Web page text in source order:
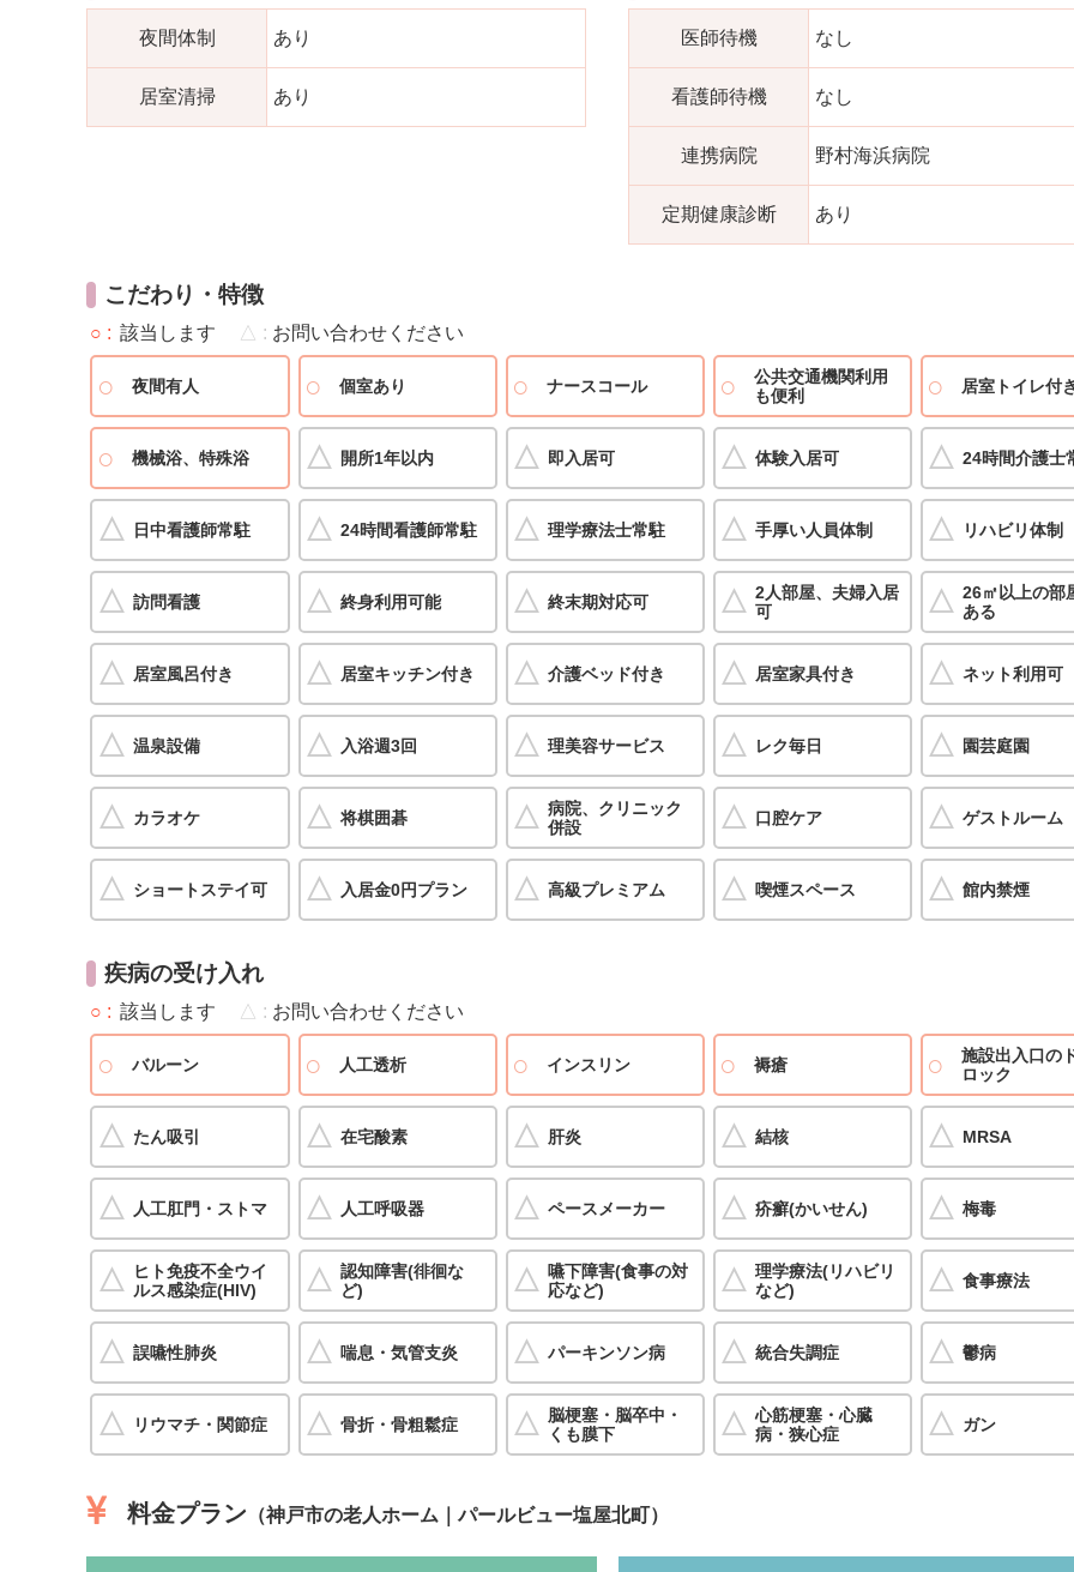
夜間体制 あり
居室清掃 あり
医師待機 なし
看護師待機 なし
連携病院 野村海浜病院
定期健康診断 あり
こだわり・特徴
○ 該当します △ お問い合わせください
夜間有人 個室あり ナースコール
公共交通機関利用
も便利
居室トイレ付
機械浴、特殊浴 開所1年以内 即入居可 体験入居可 24時間介護士
日中看護師常駐 24時間看護師常駐 理学療法士常駐 手厚い人員体制 リハビリ体制
訪問看護 終身利用可能 終末期対応可
2人部屋、夫婦入居
可
26㎡以上の部
ある
居室風呂付き 居室キッチン付き 介護ベッド付き 居室家具付き ネット利用可
温泉設備 入浴週3回 理美容サービス レク毎日 園芸庭園
カラオケ 将棋囲碁
病院、クリニック
併設
口腔ケア ゲストルーム
ショートステイ可 入居金0円プラン 高級プレミアム 喫煙スペース 館内禁煙
疾病の受け入れ
○ 該当します △ お問い合わせください
バルーン 人工透析 インスリン 褥瘡
施設出入口の
ロック
たん吸引 在宅酸素 肝炎 結核 MRSA
人工肛門・ストマ 人工呼吸器 ペースメーカー 疥癬(かいせん) 梅毒
ヒト免疫不全ウイ
ルス感染症(HIV)
認知障害(徘徊な
ど)
嚥下障害(食事の対
応など)
理学療法(リハビリ
など)
食事療法
誤嚥性肺炎 喘息・気管支炎 パーキンソン病 統合失調症 鬱病
リウマチ・関節症 骨折・骨粗鬆症
脳梗塞・脳卒中・
くも膜下
心筋梗塞・心臓
病・狭心症
ガン
料金プラン （神戸市の老人ホーム｜パールビュー塩屋北町）